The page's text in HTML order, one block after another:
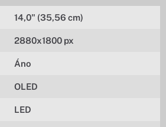
14,0" (35,56 cm)
2880x1800 px
Áno
OLED
LED